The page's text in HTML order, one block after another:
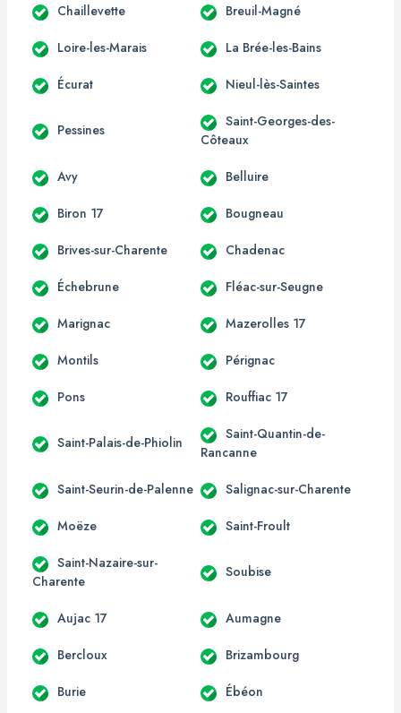
Chaillevette Breuil-Magné
Loire-les-Marais La Brée-les-Bains
Écurat Nieul-lès-Saintes
Pessines
Saint-Georges-des-
Côteaux
Avy Belluire
Biron 17 Bougneau
Brives-sur-Charente Chadenac
Échebrune Fléac-sur-Seugne
Marignac Mazerolles 17
Montils Pérignac
Pons Rouffiac 17
Saint-Palais-de-Phiolin
Saint-Quantin-de-
Rancanne
Saint-Seurin-de-Palenne Salignac-sur-Charente
Moëze Saint-Froult
Saint-Nazaire-sur-
Charente
Soubise
Aujac 17 Aumagne
Bercloux Brizambourg
Burie Ébéon